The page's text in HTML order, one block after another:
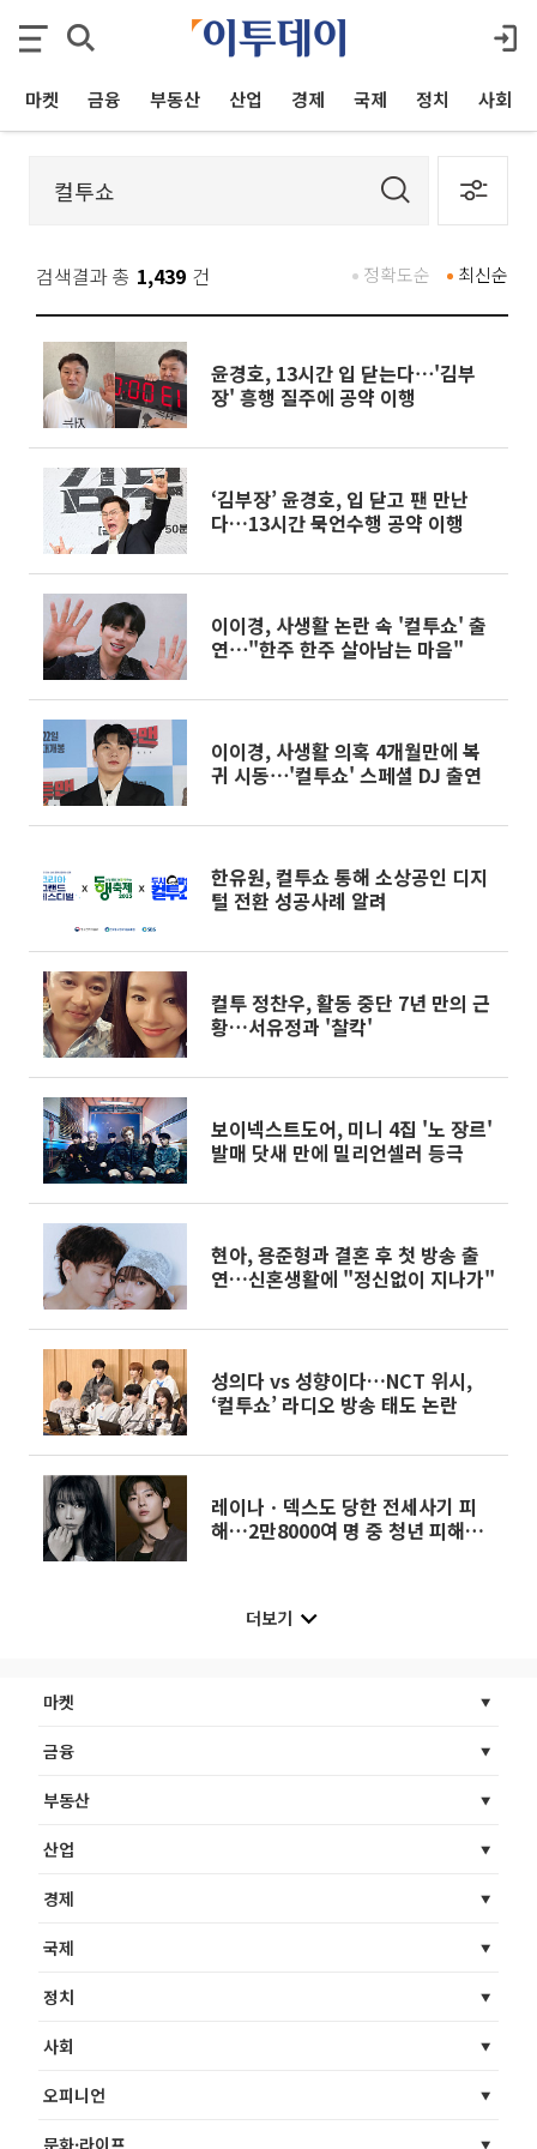
마켓 금융 부동산 산업 경제 국제 정치 사회
검색결과 총 1,439 건 최신순
정확도순
윤경호, 13시간 입 닫는다⋯'김부
장' 흥행 질주에 공약 이행
‘김부장’ 윤경호, 입 닫고 팬 만난
다…13시간 묵언수행 공약 이행
이이경, 사생활 논란 속 '컬투쇼' 출
연⋯"한주 한주 살아남는 마음"
이이경, 사생활 의혹 4개월만에 복
귀 시동⋯'컬투쇼' 스페셜 DJ 출연
한유원, 컬투쇼 통해 소상공인 디지
털 전환 성공사례 알려
컬투 정찬우, 활동 중단 7년 만의 근
황…서유정과 '찰칵'
보이넥스트도어, 미니 4집 '노 장르'
발매 닷새 만에 밀리언셀러 등극
현아, 용준형과 결혼 후 첫 방송 출
연…신혼생활에 "정신없이 지나가"
성의다 vs 성향이다…NCT 위시,
‘컬투쇼’ 라디오 방송 태도 논란
레이나ㆍ덱스도 당한 전세사기 피
해…2만8000여 명 중 청년 피해자
더보기
마켓
금융
부동산
산업
경제
국제
정치
사회
오피니언
문화·라이프